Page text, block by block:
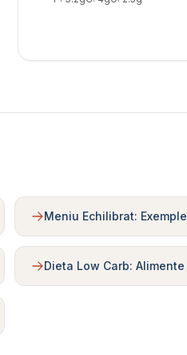
Meniu Echilibrat:
Dieta Low Carb: